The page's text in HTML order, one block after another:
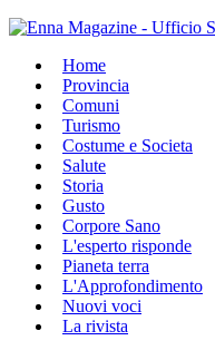
Home
Provincia
Comuni
Turismo
Costume e Societa
Salute
Storia
Gusto
Corpore Sano
L'esperto risponde
Pianeta terra
L'Approfondimento
Nuovi voci
La rivista